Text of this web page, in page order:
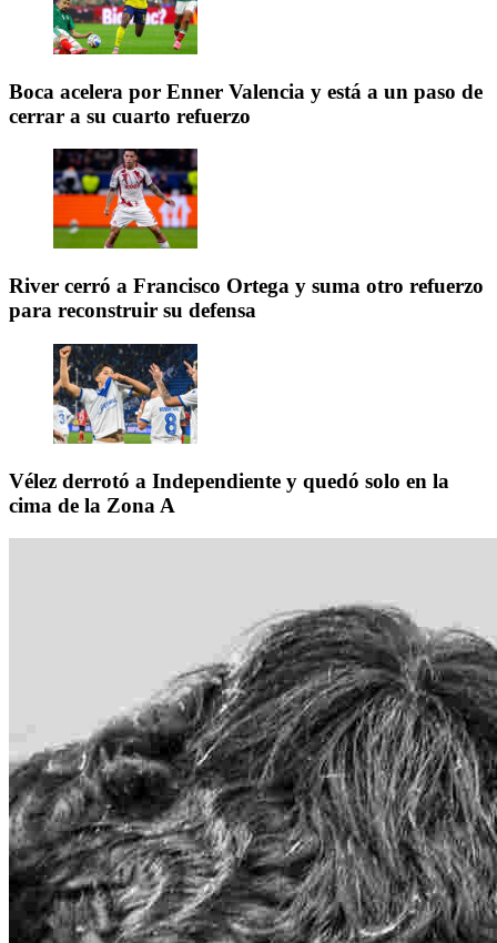
Boca acelera por Enner Valencia y está a un paso de
cerrar a su cuarto refuerzo
River cerró a Francisco Ortega y suma otro refuerzo
para reconstruir su defensa
Vélez derrotó a Independiente y quedó solo en la
cima de la Zona A